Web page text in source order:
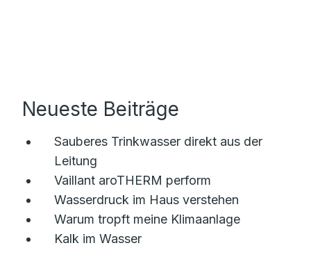
Neueste Beiträge
Sauberes Trinkwasser direkt aus der
Leitung
Vaillant aroTHERM perform
Wasserdruck im Haus verstehen
Warum tropft meine Klimaanlage
Kalk im Wasser